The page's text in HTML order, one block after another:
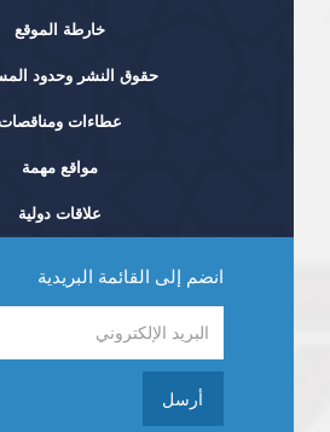
خارطة الموقع
حقوق النشر وحدود
عطاءات
مواقع مهمة
علاقات دولية
انضم إلى القائمة البريدية
أرسل